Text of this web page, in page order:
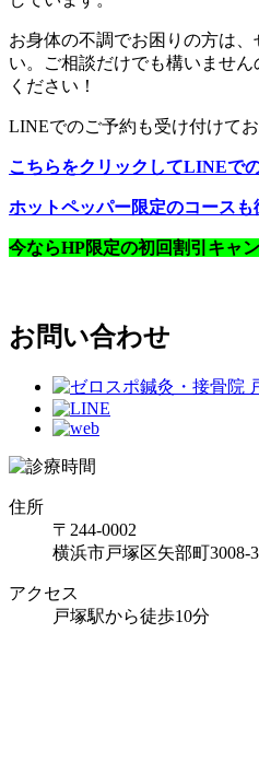
お身体の不調でお困りの方は
い。ご相談だけでも構いませ
ください！
LINEでのご予約も受け付けてお
こちらをクリックしてLINEで
ホットペッパー限定のコースも
今ならHP限定の初回割引キャ
お問い合わせ
住所
〒244-0002
横浜市戸塚区矢部町3008-
アクセス
戸塚駅から徒歩10分